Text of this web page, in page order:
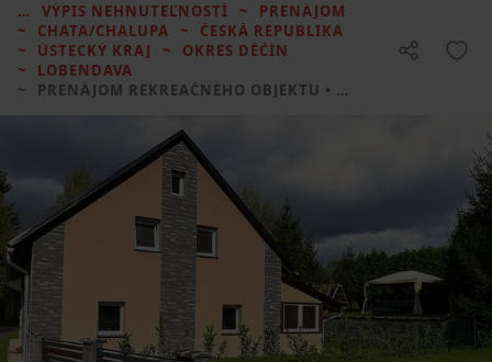
VÝPIS NEHNUTEĽNOSTÍ
PRENÁJOM
CHATA/CHALUPA
ČESKÁ REPUBLIKA
ÚSTECKÝ KRAJ
OKRES DĚČÍN
LOBENDAVA
PRENÁJOM REKREAČNÉHO OBJEKTU • 2 LOŽNICE BEZ REALITKY